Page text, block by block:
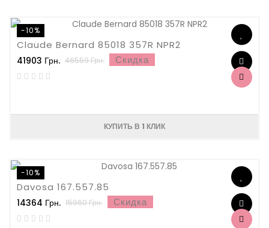
-10%
Claude Bernard 85018 357R NPR2
41903 Грн. 46559 Грн. Скидка
КУПИТЬ В 1 КЛИК
-10%
Davosa 167.557.85
14364 Грн. 15960 Грн. Скидка